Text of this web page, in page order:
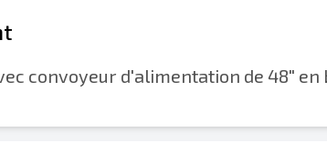
convoyeur d'alimentation de 48" en